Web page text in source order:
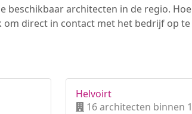
beschikbaar architecten in de regio.
direct in contact met het bedrijf op
Helvoirt
16 architecten binnen